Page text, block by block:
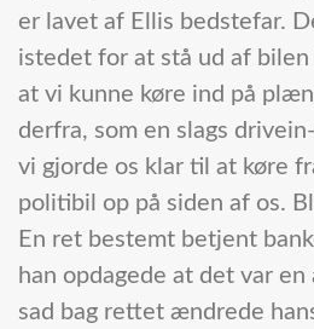
er lavet af Ellis bedstefar.
istedet for at stå ud af
at vi kunne køre ind på
derfra, som en slags
vi gjorde os klar til at køre
politibil op på siden af os.
En ret bestemt betjent
han opdagede at det var
sad bag rettet ændrede